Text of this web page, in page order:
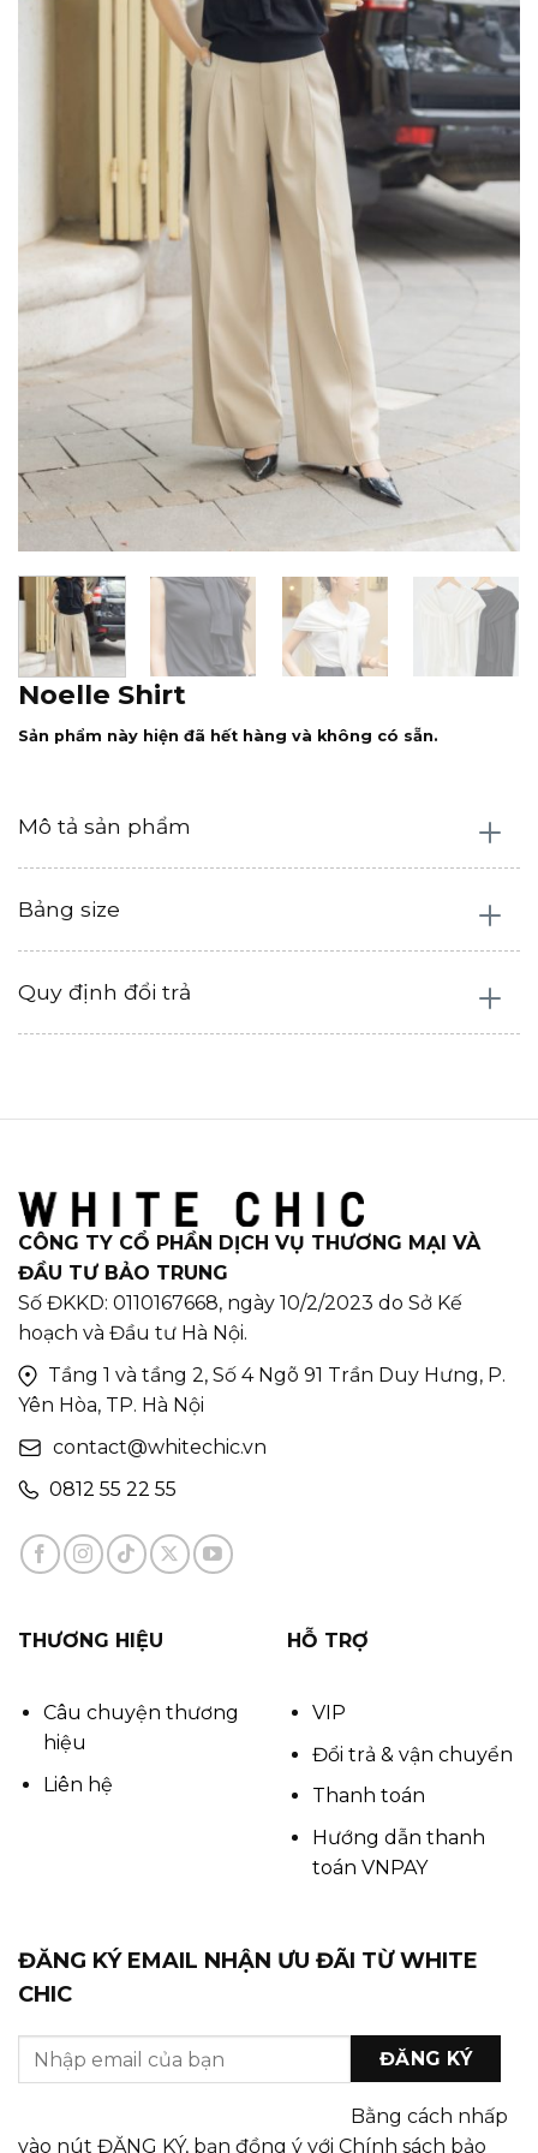
Noelle Shirt
Sản phẩm này hiện đã hết hàng và không có sẵn.
Mô tả sản phẩm
Bảng size
Quy định đổi trả
CÔNG TY CỔ PHẦN DỊCH VỤ THƯƠNG MẠI VÀ
ĐẦU TƯ BẢO TRUNG
Số ĐKKD: 0110167668, ngày 10/2/2023 do Sở Kế
hoạch và Đầu tư Hà Nội.
Tầng 1 và tầng 2, Số 4 Ngõ 91 Trần Duy Hưng, P.
Yên Hòa, TP. Hà Nội
contact@whitechic.vn
0812 55 22 55
THƯƠNG HIỆU
Câu chuyện thương
hiệu
Liên hệ
HỖ TRỢ
VIP
Đổi trả & vận chuyển
Thanh toán
Hướng dẫn thanh
toán VNPAY
ĐĂNG KÝ EMAIL NHẬN ƯU ĐÃI TỪ WHITE
CHIC
Bằng cách nhấp
vào nút ĐĂNG KÝ, bạn đồng ý với Chính sách bảo